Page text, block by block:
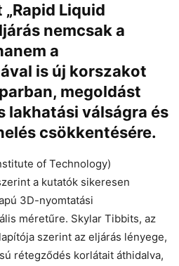
Liquid
nemcsak a
a
is új korszakot
megoldást
lakhatási válságra és
csökkentésére.
of Technology)
a kutatók sikeresen
3D-nyomtatási
méretűre. Skylar Tibbits, az
szerint az eljárás lényege,
rétegződés korlátait áthidalva,